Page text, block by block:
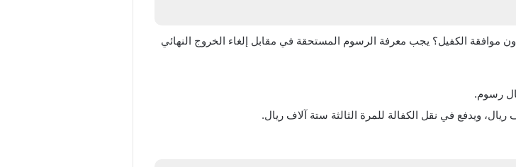
موافقة الكفيل؟ يجب معرفة الرسوم المستحقة في مقابل إلغاء الخروج النهائي
رسوم.
ريال، ويدفع في نقل الكفالة للمرة الثالثة ستة آلاف ريال.